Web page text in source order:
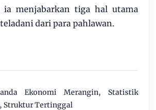
menjabarkan tiga hal utama
dari para pahlawan.
Ekonomi Merangin, Statistik
Struktur Tertinggal